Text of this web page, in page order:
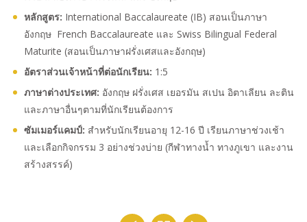
หลักสูตร: International Baccalaureate (IB) สอนเป็นภาษา
อังกฤษ French Baccalaureate และ Swiss Bilingual Federal
Maturite (สอนเป็นภาษาฝรั่งเศสและอังกฤษ)
อัตราส่วนเจ้าหน้าที่ต่อนักเรียน: 1:5
ภาษาต่างประเทศ: อังกฤษ ฝรั่งเศส เยอรมัน สเปน อิตาเลียน ละติน
และภาษาอื่นๆตามที่นักเรียนต้องการ
ซัมเมอร์แคมป์: สำหรับนักเรียนอายุ 12-16 ปี เรียนภาษาช่วงเช้า
และเลือกกิจกรรม 3 อย่างช่วงบ่าย (กีฬาทางน้ำ ทางภูเขา และงาน
สร้างสรรค์)